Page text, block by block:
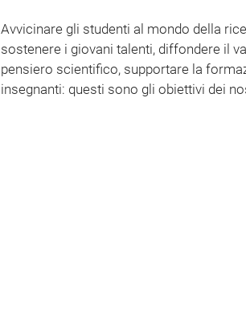
Avvicinare gli studenti al mondo della
sostenere i giovani talenti, diffondere il
pensiero scientifico, supportare la
insegnanti: questi sono gli obiettivi dei